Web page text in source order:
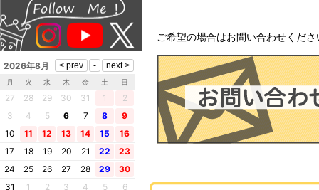
ご希望の場合はお問い合わせくださ
2026年8月
月 火 水 木 金 土 日
27 28 29 30 31 1
2
3
4 5 6 7 8
9
10
11 12 13 14 15
16
17
18 19 20 21 22
23
24
25 26 27 28 29
30
31
1 2 3 4 5 6